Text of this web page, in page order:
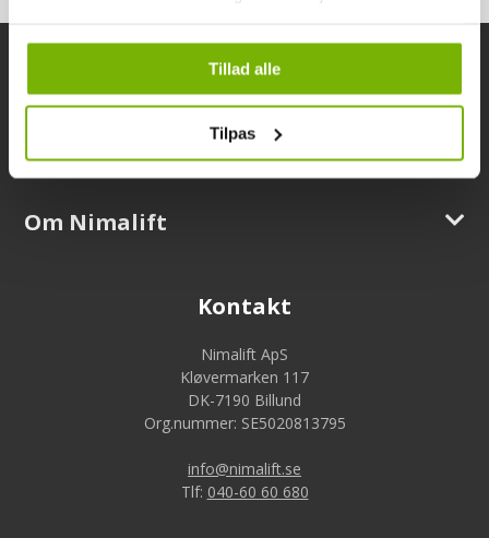
Tillad alle
Tilpas
Information
Support
Om Nimalift
Kontakt
Nimalift ApS
Kløvermarken 117
DK-7190 Billund
Org.nummer: SE5020813795
info@nimalift.se
Tlf: 040-60 60 680